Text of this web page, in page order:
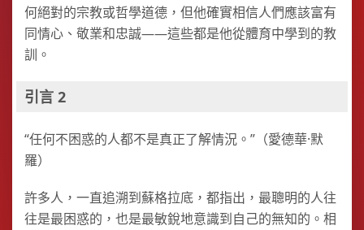
何絕對的宗教或哲學道德，但他確實相信人們應該富有
同情心、敬業和忠誠——這些都是他從體育中學到的教
訓。
引言 2
“任何不困惑的人都不是真正了解情況。”（愛德華·默
羅）
許多人，一直追溯到蘇格拉底，都指出，最聰明的人往
往是最困惑的，也是最敏銳地意識到自己的無知的。相